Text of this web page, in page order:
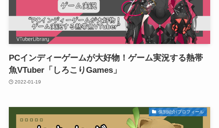
PCインディーゲームが大好物！ゲーム実況する熱帯
魚VTuber「しろこりGames」
2022-01-19
個別紹介/プロフィール